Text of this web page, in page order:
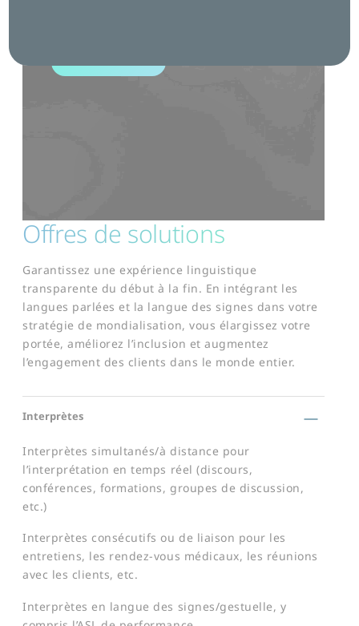
Offres de solutions
​Garantissez une expérience linguistique
transparente du début à la fin. En intégrant les
langues parlées et la langue des signes dans votre
stratégie de mondialisation, vous élargissez votre
portée, améliorez l’inclusion et augmentez
l’engagement des clients dans le monde entier.
Interprètes
Interprètes simultanés/à distance pour
l’interprétation en temps réel (discours,
conférences, formations, groupes de discussion,
etc.)
Interprètes consécutifs ou de liaison pour les
entretiens, les rendez-vous médicaux, les réunions
avec les clients, etc.
Interprètes en langue des signes/gestuelle, y